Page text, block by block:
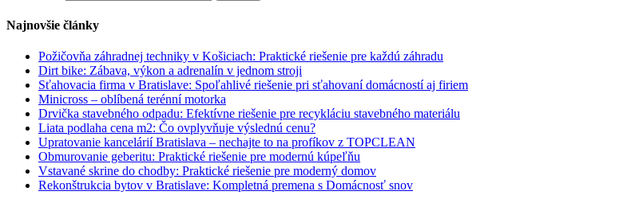
Najnovšie články
Požičovňa záhradnej techniky v Košiciach: Praktické riešenie pre každú záhradu
Dirt bike: Zábava, výkon a adrenalín v jednom stroji
Sťahovacia firma v Bratislave: Spoľahlivé riešenie pri sťahovaní domácností aj firiem
Minicross – oblíbená terénní motorka
Drvička stavebného odpadu: Efektívne riešenie pre recykláciu stavebného materiálu
Liata podlaha cena m2: Čo ovplyvňuje výslednú cenu?
Upratovanie kancelárií Bratislava – nechajte to na profíkov z TOPCLEAN
Obmurovanie geberitu: Praktické riešenie pre modernú kúpeľňu
Vstavané skrine do chodby: Praktické riešenie pre moderný domov
Rekonštrukcia bytov v Bratislave: Kompletná premena s Domácnosť snov